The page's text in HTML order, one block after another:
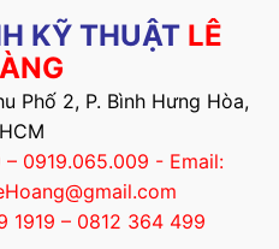
KỸ THUẬT LÊ
Phố 2, P. Bình Hưng Hòa,
0919.065.009 - Email:
– 0812 364 499